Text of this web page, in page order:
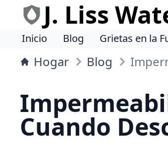
J. Liss
Inicio Blog Grietas en la
Hogar Blog
Cuando